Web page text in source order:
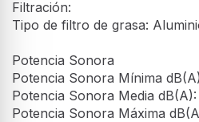
Filtración:
Tipo de filtro de grasa:
Potencia Sonora
Potencia Sonora Mínima
Potencia Sonora Media dB(A):
Potencia Sonora Máxima